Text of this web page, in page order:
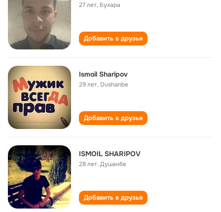
27 лет, Бухара
Добавить в друзья
Ismoil Sharipov
29 лет, Dushanbe
Добавить в друзья
ISMOIL SHARIPOV
28 лет,Душанбе
Добавить в друзья